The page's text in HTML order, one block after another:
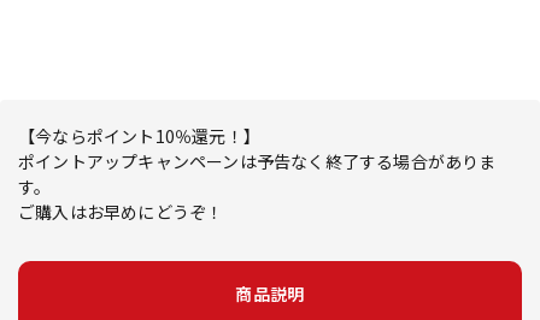
【今ならポイント10％還元！】
ポイントアップキャンペーンは予告なく終了する場合がありま
す。
ご購入はお早めにどうぞ！
商品説明